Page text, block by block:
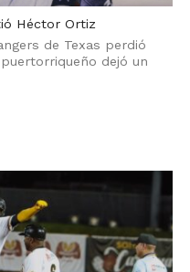
Héctor Ortiz
de Texas perdió
dejó un